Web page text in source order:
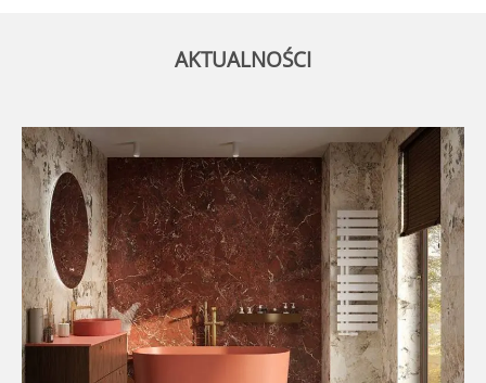
AKTUALNOŚCI